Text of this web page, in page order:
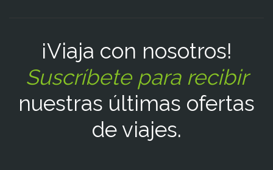
¡Viaja con nosotros!
Suscríbete para recibir
nuestras últimas ofertas
de viajes.